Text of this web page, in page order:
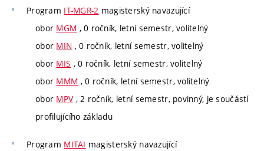
Program IT-MGR-2 magisterský navazující
obor MGM , 0 ročník, letní semestr, volitelný
obor MIN , 0 ročník, letní semestr, volitelný
obor MIS , 0 ročník, letní semestr, volitelný
obor MMM , 0 ročník, letní semestr, volitelný
obor MPV , 2 ročník, letní semestr, povinný, je součástí
profilujícího základu
Program MITAI magisterský navazující